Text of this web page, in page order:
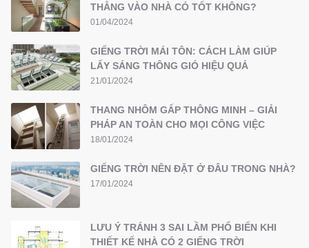
THẲNG VÀO NHÀ CÓ TỐT KHÔNG?
01/04/2024
GIẾNG TRỜI MÁI TÔN: CÁCH LÀM GIÚP
LẤY SÁNG THÔNG GIÓ HIỆU QUẢ
21/01/2024
THANG NHÔM GẤP THÔNG MINH – GIẢI
PHÁP AN TOÀN CHO MỌI CÔNG VIỆC
18/01/2024
GIẾNG TRỜI NÊN ĐẶT Ở ĐÂU TRONG NHÀ?
17/01/2024
LƯU Ý TRÁNH 3 SAI LẦM PHỔ BIẾN KHI
THIẾT KẾ NHÀ CÓ 2 GIẾNG TRỜI